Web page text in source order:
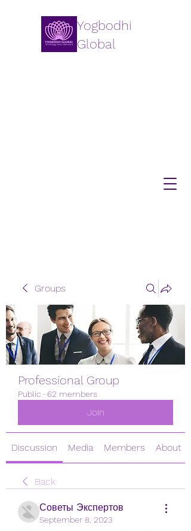
Yogbodhi
Global
Groups
Professional Group
Public · 62 members
Join
Discussion Media Members About
Back
Советы Экспертов
September 8, 2023